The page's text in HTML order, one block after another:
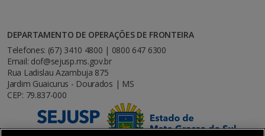
DEPARTAMENTO DE OPERAÇÕES DE FRONTEIRA
Telefones: (67) 3410 4800 | 0800 647 6300
Email: dof@sejusp.ms.gov.br
Rua Ladislau Azambuja 875
Jardim Guaicurus - Dourados | MS
CEP: 79.837-000